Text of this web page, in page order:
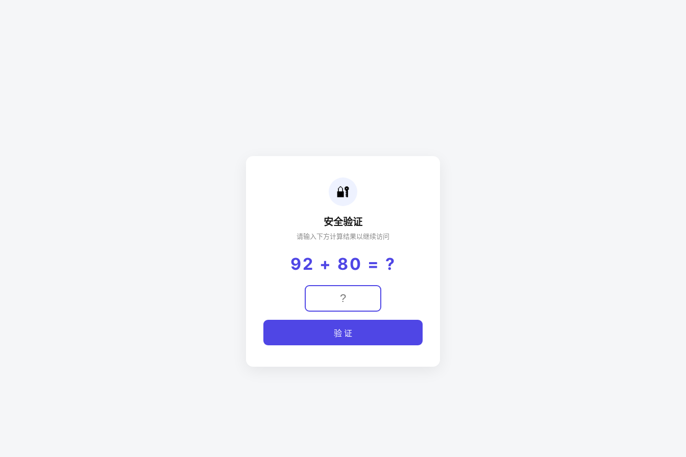
🔐
安全验证
请输入下方计算结果以继续访问
92 + 80 = ?
验 证